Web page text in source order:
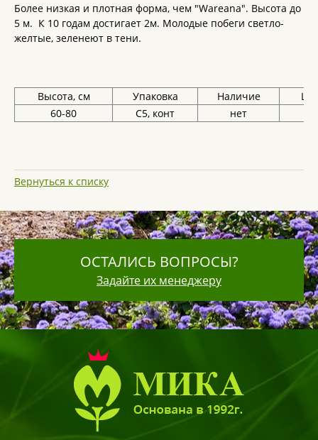
Более низкая и плотная форма, чем "Wareana". Высота до
5 м. К 10 годам достигает 2м. Молодые побеги светло-
желтые, зеленеют в тени.
Высота, см Упаковка Наличие
60-80
С5, конт нет
Вернуться к списку
ОСТАЛИСЬ ВОПРОСЫ?
Задайте их менеджеру